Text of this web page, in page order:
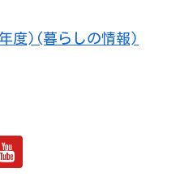
度)(暮らしの情報)